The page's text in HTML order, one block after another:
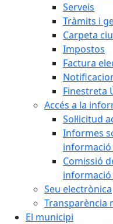
Serveis
Tràmits i
Carpeta
Impostos
Factura
Finestreta
Accés a la
Sol·licitud
Informes
Comissió
Seu electrònica
Transparència
El municipi